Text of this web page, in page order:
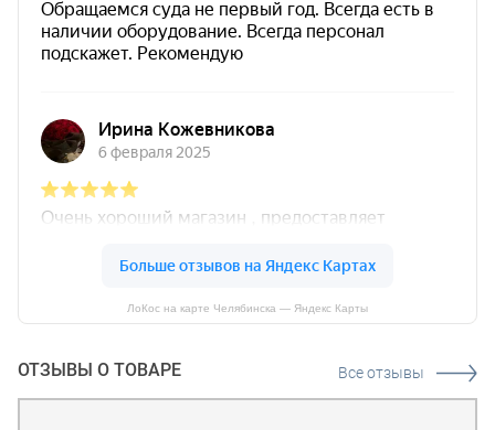
ЛоКос на карте Челябинска — Яндекс Карты
ОТЗЫВЫ О ТОВАРЕ Все отзывы